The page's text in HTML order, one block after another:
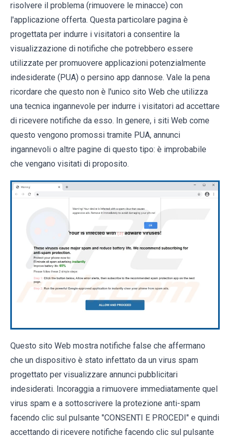
risolvere il problema (rimuovere le minacce) con
l'applicazione offerta. Questa particolare pagina è
progettata per indurre i visitatori a consentire la
visualizzazione di notifiche che potrebbero essere
utilizzate per promuovere applicazioni potenzialmente
indesiderate (PUA) o persino app dannose. Vale la pena
ricordare che questo non è l'unico sito Web che utilizza
una tecnica ingannevole per indurre i visitatori ad accettare
di ricevere notifiche da esso. In genere, i siti Web come
questo vengono promossi tramite PUA, annunci
ingannevoli o altre pagine di questo tipo: è improbabile
che vengano visitati di proposito.
Questo sito Web mostra notifiche false che affermano
che un dispositivo è stato infettato da un virus spam
progettato per visualizzare annunci pubblicitari
indesiderati. Incoraggia a rimuovere immediatamente quel
virus spam e a sottoscrivere la protezione anti-spam
facendo clic sul pulsante "CONSENTI E PROCEDI" e quindi
accettando di ricevere notifiche facendo clic sul pulsante